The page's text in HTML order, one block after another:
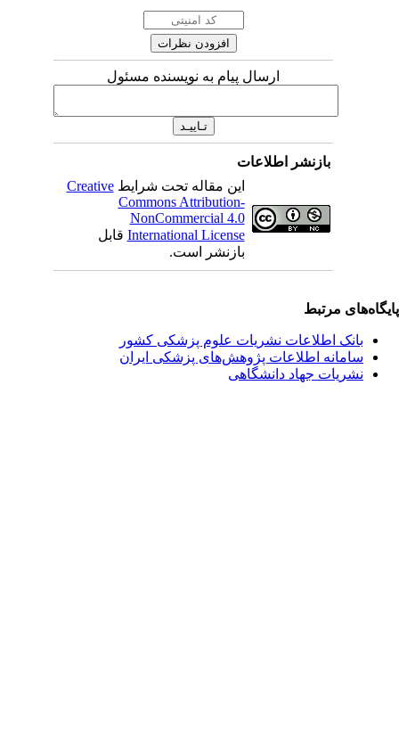
ارسال پیام به نویسنده مسئول
بازنشر اطلاعات
این مقاله تحت شرایطCreative
Commons Attribution-
NonCommercial 4.0
International Licenseقابل
بازنشر است.
مرتبط
بانک اطلاعات نشریات علوم پزشکی کشور
سامانه اطلاعات پژوهش‌های پزشکی ایران
نشریات جهاد دانشگاهی